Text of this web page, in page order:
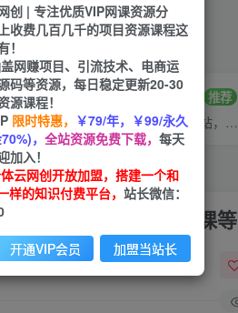
推广
70%分佣
广链接
招募站长 推荐
搭建同款网站，自己当老板
PR剪辑、直播文案课等
创 | 专注优质VIP网课资源分
收费几百几千的项目资源课程这
！
网赚项目、引流技术、电商运
码等资源，每日稳定更新20-30
源课程！
限时特惠， ￥79/年，￥99/永久
， 全站资源免费下载， 每天
加入！
云网创开放加盟，搭建一个和
样的知识付费平台， 站长微信：
开通VIP会员 加盟当站长